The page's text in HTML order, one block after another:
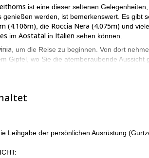
ist eine dieser seltenen
genießen werden, ist bemerkenswert. Es gibt
(4.106m) , die Roccia Nera (4.075m) und
im Aostatal in Italien sehen können.
, um die Reise zu beginnen. Von dort
Gipfel, wo Sie die atemberaubende
ist, bedeutet das nicht, dass keine
beginnen kann, die ein Leben lang
eine Nachricht, wenn Sie interessiert sind.
eintägige Besteigungen in den Alpen an.
Aufstieg
Leihgabe der persönlichen Ausrüstung